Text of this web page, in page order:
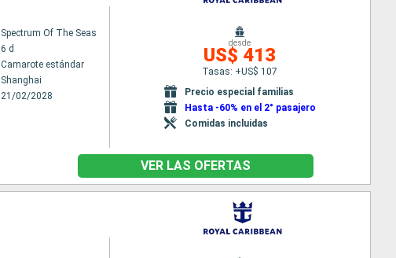
Spectrum Of The Seas
6 d
Camarote estándar
Shanghai
21/02/2028
desde
US$ 413
Tasas: +US$ 107
Precio especial familias
Hasta -60% en el 2° pasajero
Comidas incluidas
VER LAS OFERTAS